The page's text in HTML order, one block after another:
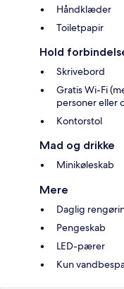
Håndklæder
Toiletpapir
Hold
Skrivebord
Gratis Wi-Fi
personer eller
Kontorstol
Mad og drikke
Minikøleskab
Mere
Daglig
Pengeskab
LED-pærer
Kun